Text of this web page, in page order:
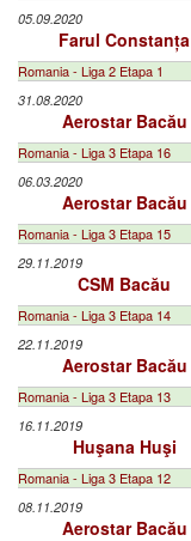
05.09.2020
Farul Constanța
Romania - Liga 2 Etapa 1
31.08.2020
Aerostar Bacău
Romania - Liga 3 Etapa 16
06.03.2020
Aerostar Bacău
Romania - Liga 3 Etapa 15
29.11.2019
CSM Bacău
Romania - Liga 3 Etapa 14
22.11.2019
Aerostar Bacău
Romania - Liga 3 Etapa 13
16.11.2019
Huşana Huşi
Romania - Liga 3 Etapa 12
08.11.2019
Aerostar Bacău